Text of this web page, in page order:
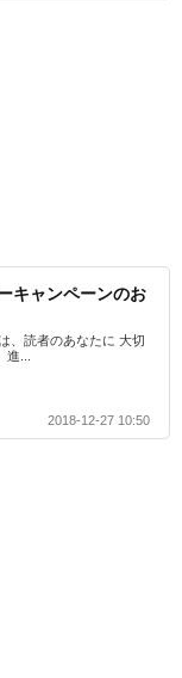
キャンペーンのお
、読者のあなたに 大切
...
2018-12-27 10:50